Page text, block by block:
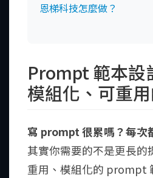
恩梯科技怎麼做？
Prompt 範本設
模組化、可重
寫 prompt 很累嗎？每次
其實你需要的不是更長的
重用、模組化的 prompt